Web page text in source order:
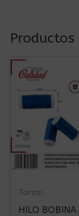
Torzal
HILO